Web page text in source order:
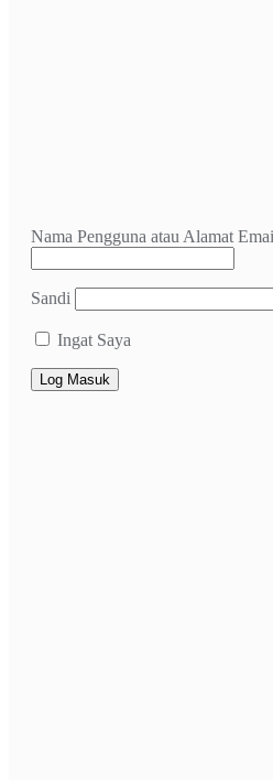
Nama Pengguna atau Alamat
Sandi
Ingat Saya